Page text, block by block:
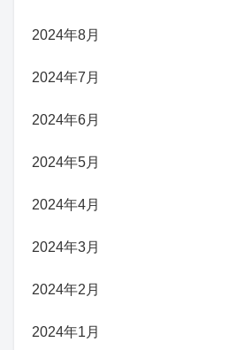
2024年8月
2024年7月
2024年6月
2024年5月
2024年4月
2024年3月
2024年2月
2024年1月